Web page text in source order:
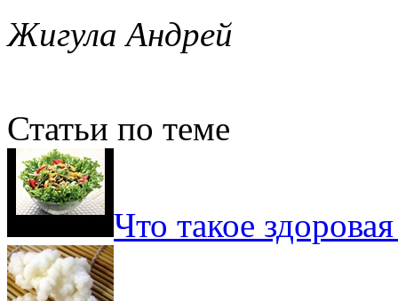
Жигула Андрей
Статьи по теме
Что такое